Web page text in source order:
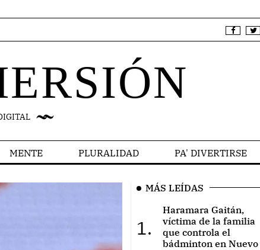
MENTE PLURALIDAD PA' DIVERTIRSE
MÁS LEÍDAS
1.
Haramara Gaitán,
víctima de la familia
que controla el
bádminton en Nuevo